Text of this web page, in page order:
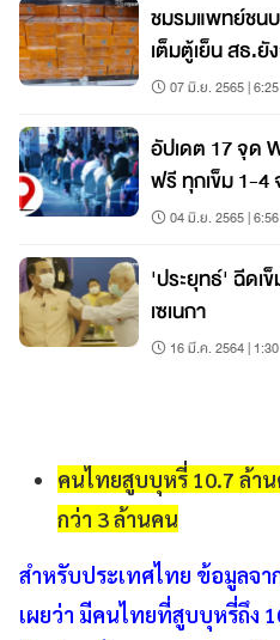
ชมรมแพทย์ชน
เต็มตู้เย็น สธ.ยั
07 มิ.ย. 2565 | 6:25
อัปเดต 17 จุด
ฟรี ทุกเข็ม 1-4
04 มิ.ย. 2565 | 6:56
'ประยุทธ์' ฉีดเ
เซเนกา
16 มี.ค. 2564 | 1:30
คนไทยสูบบุหรี่ 10.7 ล้า
กว่า 3 ล้านคน
สำหรับประเทศไทย ข้อมูลจา
เผยว่า มีคนไทยที่สูบบุหรี่ถึง